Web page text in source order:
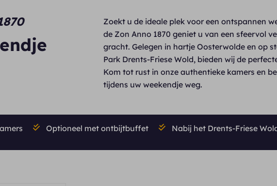
Zoekt u de ideale plek voor een ontspannen
de Zon Anno 1870 geniet u van een sfeervol
gracht. Gelegen in hartje Oosterwolde en op
Park Drents-Friese Wold, bieden wij de
Kom tot rust in onze authentieke kamers en
tijdens uw weekendje weg.
Optioneel met ontbijtbuffet Nabij het Drents-Friese